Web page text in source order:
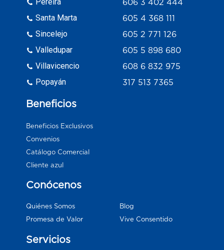
Santa Marta
Sincelejo
Valledupar
Villavicencio
Popayán
606 3 402 444
605 4 368 111
605 2 771 126
605 5 898 680
608 6 832 975
317 513 7365
Beneficios
Beneficios Exclusivos
Convenios
Catálogo Comercial
Cliente azul
Conócenos
Quiénes Somos
Promesa de Valor
Blog
Vive Consentido
Servicios